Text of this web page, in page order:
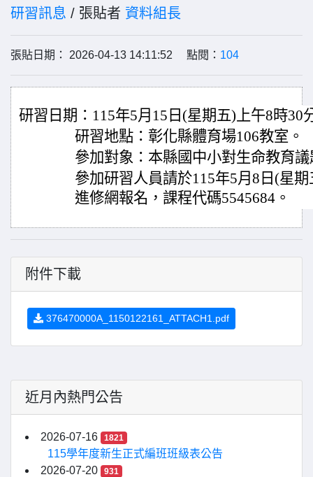
研習訊息 / 張貼者 資料組長
張貼日期： 2026-04-13 14:11:52 點閱： 104
研習日期：115年5月15日(星期五)上午8時30
研習地點：彰化縣體育場106教室。
參加對象：本縣國中小對生命教育
參加研習人員請於115年5月8日(星
進修網報名，課程代碼5545684。
附件下載
376470000A_1150122161_ATTACH1.pdf
近月內熱門公告
2026-07-16 1821
115學年度新生正式編班班級表公告
2026-07-20
931